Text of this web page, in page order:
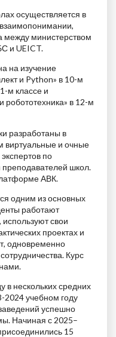
осуществляется в
между министерством
и UEICT.
на изучение
и Python» в 10-м
м классе и
робототехника» в 12-м
разработаны в
и очные
по
преподавателей школ.
АВК.
одним из основных
работают
свои
проектах и
одновременно
Курс
в нескольких средних
учебном году
успешно
Начиная с 2025–
15